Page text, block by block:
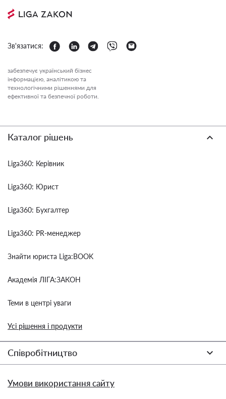
Зв'язатися:
забезпечує український бізнес
інформацією, аналітикою та
технологічними рішеннями для
ефективної та безпечної роботи.
Каталог рішень
Liga360: Керівник
Liga360: Юрист
Liga360: Бухгалтер
Liga360: PR-менеджер
Знайти юриста Liga:BOOK
Академія ЛІГА:ЗАКОН
Теми в центрі уваги
Усі рішення і продукти
Співробітництво
Умови використання сайту